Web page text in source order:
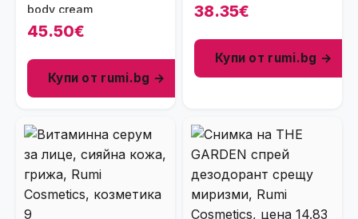
body cream
45.50€
Купи от rumi.bg →
38.35€
Купи от rumi.bg →